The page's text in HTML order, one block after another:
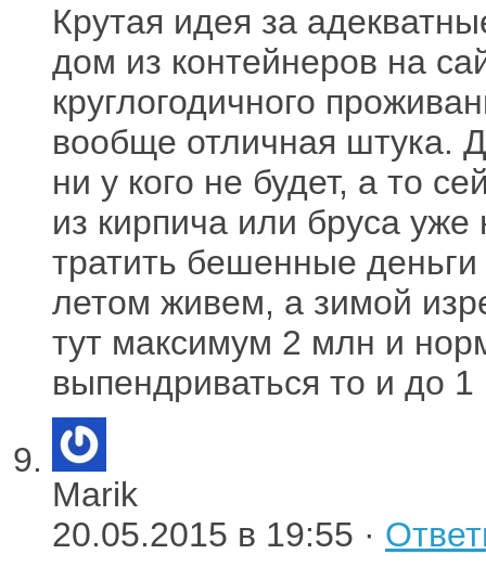
Крутая идея за
дом из контейнеров на
круглогодичного
вообще отличная штука.
ни у кого не будет, а то
из кирпича или бруса
тратить бешенные
летом живем, а зимой
тут максимум 2 млн и
выпендриваться то и до
Marik
20.05.2015 в 19:55 ·